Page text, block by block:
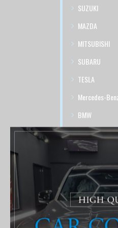
SUZUKI
MAZDA
MITSUBISHI
SUBARU
TESLA
Mercedes-
BMW
PORSCHE
AUDI
Volks Wagen
CITROEN
RENAULT
LAND ROVER